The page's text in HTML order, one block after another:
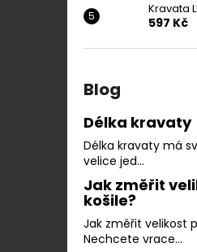
Kravata
597 Kč
Blog
Délka kravaty
Délka kravaty má
velice jed...
Jak změřit
košile?
Jak změřit velikost
Nechcete vrace...